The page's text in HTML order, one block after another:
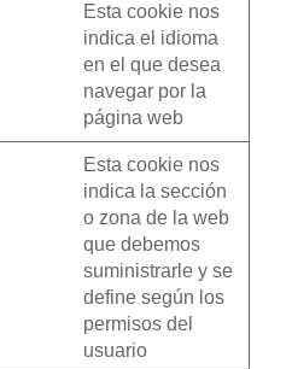
Esta cookie nos
indica el idioma
en el que desea
navegar por la
página web
Esta cookie nos
indica la sección
o zona de la web
que debemos
suministrarle y se
define según los
permisos del
usuario